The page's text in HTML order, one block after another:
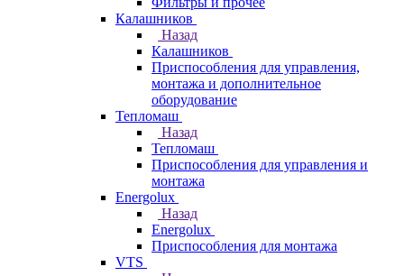
Калашников
Назад
Калашников
Приспособления для управления,
монтажа и дополнительное
оборудование
Тепломаш
Назад
Тепломаш
Приспособления для управления и
монтажа
Energolux
Назад
Energolux
Приспособления для монтажа
VTS